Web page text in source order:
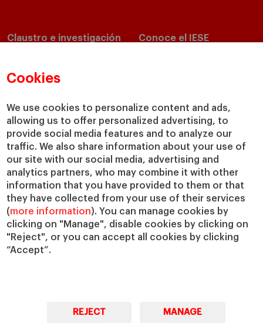
Cookies
We use cookies to personalize content and ads,
allowing us to offer personalized advertising, to
provide social media features and to analyze our
traffic. We also share information about your use of
our site with our social media, advertising and
analytics partners, who may combine it with other
information that you have provided to them or that
they have collected from your use of their services
(more information). You can manage cookies by
clicking on "Manage", disable cookies by clicking on
"Reject", or you can accept all cookies by clicking
“Accept”.
REJECT MANAGE
Claustro e investigación
Departamentos académicos
Cátedras
IESE Insight
IESE Publishing
Conoce el IESE
Nuestro impacto
Colabora con el IESE
Servicios
Biblioteca
Canal de Compliance
Capellanía
IESE Shop
Jobs @IESE
Préstamos y becas